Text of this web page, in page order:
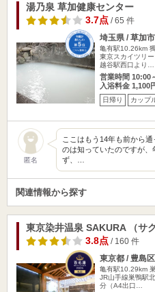
湯乃泉 草加健康センター
3.7点/ 65 件
埼玉県 / 草加市
亀有駅10.26km
東京スカイツリ
越谷駅西口より…
営業時間 10:00
入浴料金 1,100
日帰り カップ
匿名
ここはもう14年も前から
のは知っていたのですが
ず、…
関連情報から探す
東京染井温泉 SAKURA （サク
3.8点/ 160 件
東京都 / 豊島区
亀有駅10.29km
JR山手線巣鴨駅
分（A4出口…